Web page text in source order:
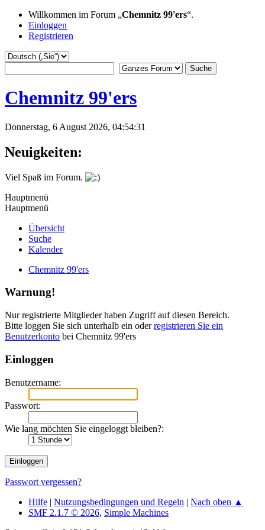
Willkommen im Forum „Chemnitz 99'ers“.
Einloggen
Registrieren
Chemnitz 99'ers
Donnerstag, 6 August 2026, 04:54:31
Neuigkeiten:
Viel Spaß im Forum.
Hauptmenü
Hauptmenü
Übersicht
Suche
Kalender
Chemnitz 99'ers
Warnung!
Nur registrierte Mitglieder haben Zugriff auf diesen Bereich.
Bitte loggen Sie sich unterhalb ein oderregistrieren Sie ein
Benutzerkonto bei Chemnitz 99'ers
Einloggen
Benutzername:
Passwort:
Wie lang möchten Sie eingeloggt bleiben?:
Passwort vergessen?
Hilfe | Nutzungsbedingungen und Regeln | Nach oben ▲
SMF 2.1.7 © 2026, Simple Machines